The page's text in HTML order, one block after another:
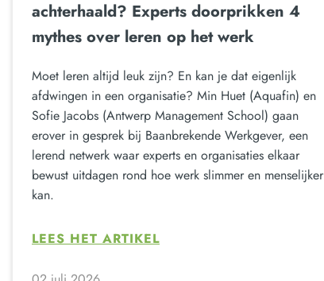
achterhaald? Experts doorprikken 4
mythes over leren op het werk
Moet leren altijd leuk zijn? En kan je dat eigenlijk
afdwingen in een organisatie? Min Huet (Aquafin) en
Sofie Jacobs (Antwerp Management School) gaan
erover in gesprek bij Baanbrekende Werkgever, een
lerend netwerk waar experts en organisaties elkaar
bewust uitdagen rond hoe werk slimmer en menselijker
kan.
LEES HET ARTIKEL